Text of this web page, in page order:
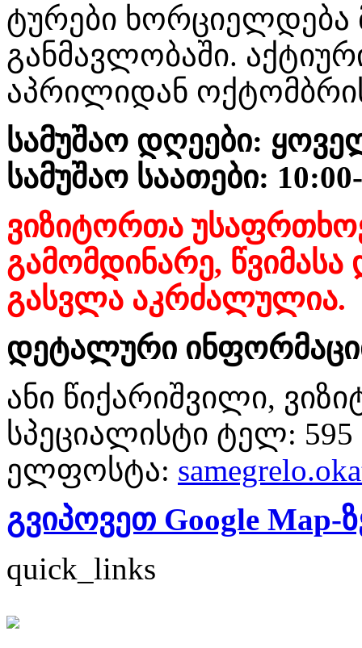
ტურები
განმავლობაში.
აპრილიდან
სამუშაო დღეები:
სამუშაო საათები:
ვიზიტორთა
გამომდინარე,
გასვლა აკრძალულია.
დეტალური
ანი წიქარიშვილი,
სპეციალისტი ტელ: 595
ელფოსტა:
გვიპოვეთ Google Map-
quick_links